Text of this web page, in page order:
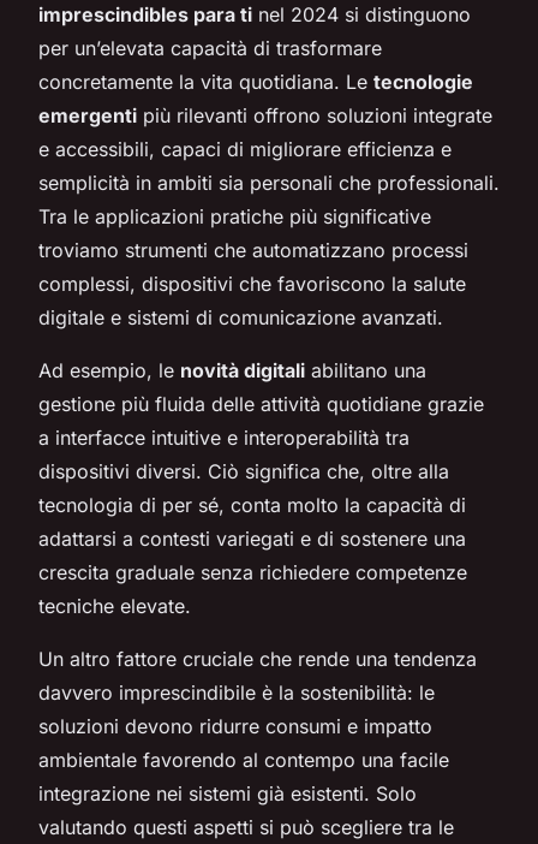
imprescindibles para ti nel 2024 si distinguono
per un’elevata capacità di trasformare
concretamente la vita quotidiana. Le tecnologie
emergenti più rilevanti offrono soluzioni integrate
e accessibili, capaci di migliorare efficienza e
semplicità in ambiti sia personali che professionali.
Tra le applicazioni pratiche più significative
troviamo strumenti che automatizzano processi
complessi, dispositivi che favoriscono la salute
digitale e sistemi di comunicazione avanzati.
Ad esempio, le novità digitali abilitano una
gestione più fluida delle attività quotidiane grazie
a interfacce intuitive e interoperabilità tra
dispositivi diversi. Ciò significa che, oltre alla
tecnologia di per sé, conta molto la capacità di
adattarsi a contesti variegati e di sostenere una
crescita graduale senza richiedere competenze
tecniche elevate.
Un altro fattore cruciale che rende una tendenza
davvero imprescindibile è la sostenibilità: le
soluzioni devono ridurre consumi e impatto
ambientale favorendo al contempo una facile
integrazione nei sistemi già esistenti. Solo
valutando questi aspetti si può scegliere tra le